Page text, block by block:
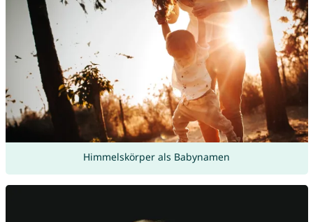
Himmelskörper als Babynamen